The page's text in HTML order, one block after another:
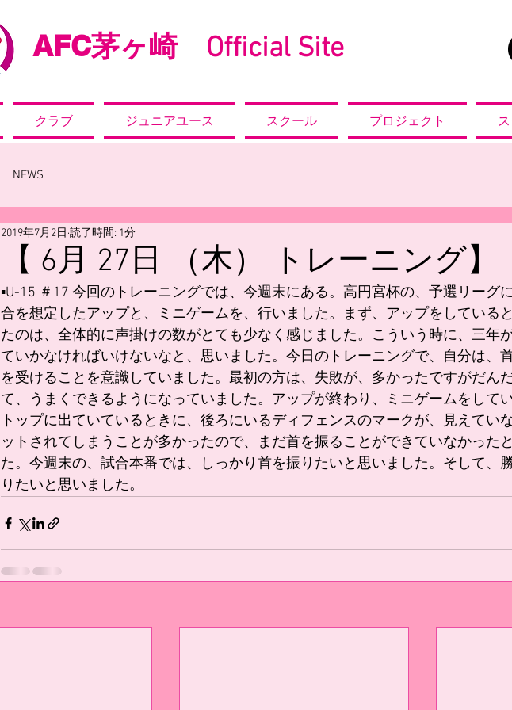
AFC茅ヶ崎 Official Site
クラブ ジュニアユース スクール プロジェクト
NEWS
【 6月 27日 （木） トレーニング】
2019年7月2日 読了時間: 1分
▪️U-15 ＃17 今回のトレーニングでは、今週末にある。高円宮杯の、予選リーグ
合を想定したアップと、ミニゲームを、行いました。まず、アップをしている
たのは、全体的に声掛けの数がとても少なく感じました。こういう時に、三年
ていかなければいけないなと、思いました。今日のトレーニングで、自分は、
を受けることを意識していました。最初の方は、失敗が、多かったですがだん
て、うまくできるようになっていました。アップが終わり、ミニゲームをしてい
トップに出ていているときに、後ろにいるディフェンスのマークが、見えてい
ットされてしまうことが多かったので、まだ首を振ることができていなかった
た。今週末の、試合本番では、しっかり首を振りたいと思いました。そして、
りたいと思いました。